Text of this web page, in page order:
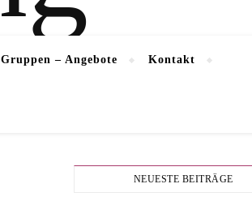
Gruppen – Angebote Kontakt
NEUESTE BEITRÄGE